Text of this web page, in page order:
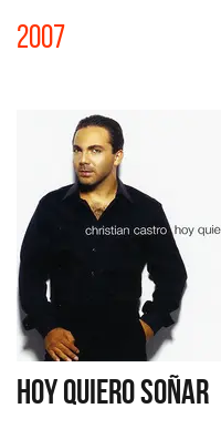
2007
HOY QUIERO SOÑAR